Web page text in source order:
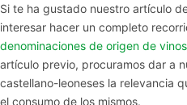
Si te ha gustado nuestro artículo
interesar hacer un completo
denominaciones de origen de
artículo previo, procuramos dar a
castellano-leoneses la relevancia
el consumo de los mismos.